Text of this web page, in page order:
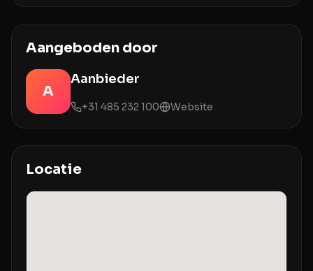
Aangeboden door
A
Aanbieder
+31 485 232 100 Website
Locatie